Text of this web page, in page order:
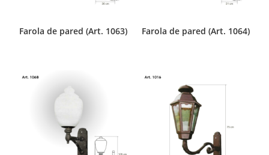
Farola de pared (Art. 1063) Farola de pared (Art. 1064)